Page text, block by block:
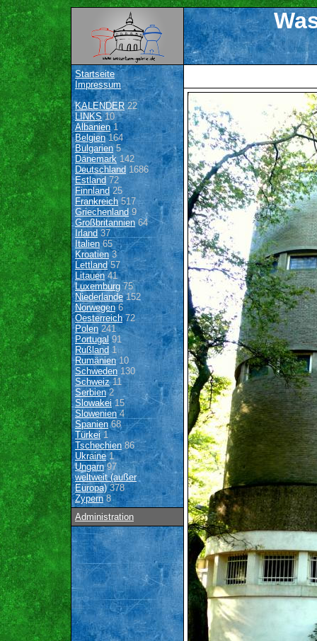
Startseite
Impressum
KALENDER22
LINKS10
Albanien1
Belgien164
Bulgarien 5
Dänemark142
Deutschland 1686
Estland 72
Finnland 25
Frankreich517
Griechenland9
Großbritannien64
Irland 37
Italien65
Kroatien3
Lettland57
Litauen41
Luxemburg 75
Niederlande152
Norwegen6
Oesterreich72
Polen 241
Portugal91
Rußland 1
Rumänien10
Schweden 130
Schweiz11
Serbien2
Slowakei15
Slowenien4
Spanien68
Türkei1
Tschechien 86
Ukraine1
Ungarn97
weltweit (außer
Europa)378
Zypern8
Administration